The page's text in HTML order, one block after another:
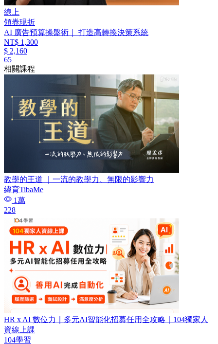
線上
領券現折
AI 廣告預算操盤術｜ 打造高轉換決策系統
NT$ 1,300
$ 2,160
65
相關課程
教學的王道 ｜一流的教學力、無限的影響力
緯育TibaMe
1萬
228
HR x AI 數位力｜多元AI智能化招募任用全攻略｜104獨家人
資線上課
104學習